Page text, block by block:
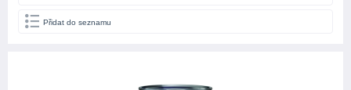
Přidat do seznamu